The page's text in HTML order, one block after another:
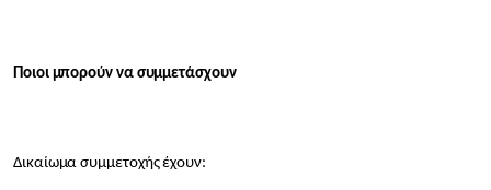
Ποιοι μπορούν να συμμετάσχουν
Δικαίωμα συμμετοχής έχουν: